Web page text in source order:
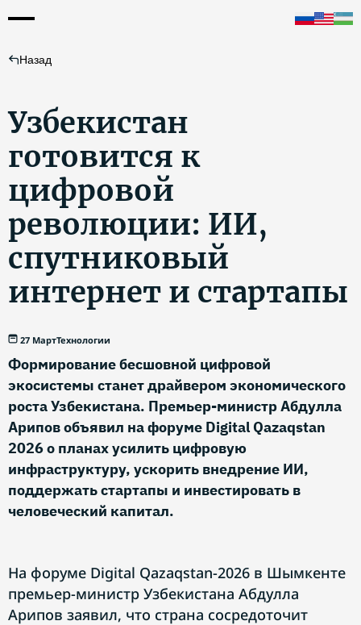
Назад
Узбекистан
готовится к
цифровой
революции: ИИ,
спутниковый
интернет и стартапы
27 МартТехнологии
Формирование бесшовной цифровой
экосистемы станет драйвером экономического
роста Узбекистана. Премьер-министр Абдулла
Арипов объявил на форуме Digital Qazaqstan
2026 о планах усилить цифровую
инфраструктуру, ускорить внедрение ИИ,
поддержать стартапы и инвестировать в
человеческий капитал.
На форуме Digital Qazaqstan-2026 в Шымкенте
премьер-министр Узбекистана Абдулла
Арипов заявил, что страна сосредоточит